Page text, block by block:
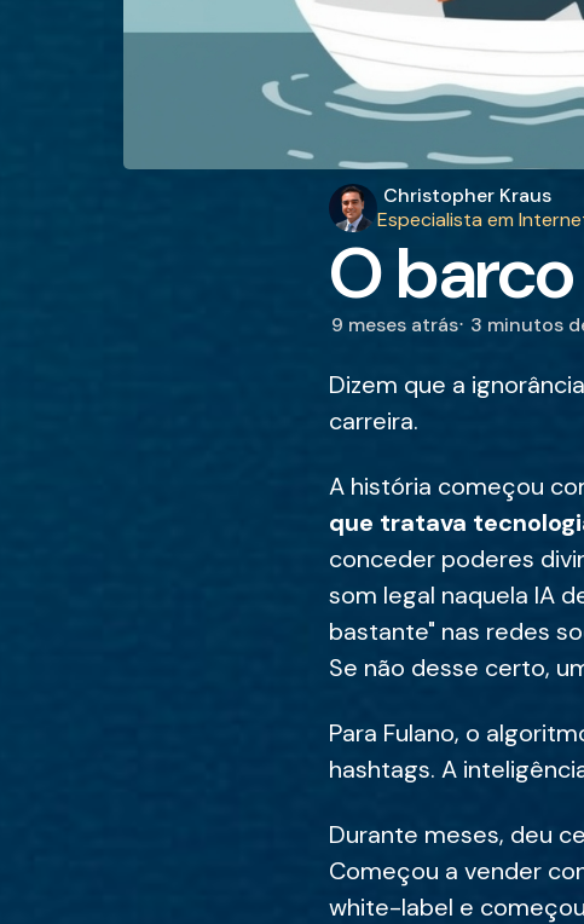
Publicado
por
Christopher Kraus
Especialista em
O
9 meses atrás 3 minutos
Dizem que a
carreira.
A história começou
que tratava
conceder poderes
som legal naquela IA
bastante" nas redes
Se não desse certo,
Para Fulano, o
hashtags. A
Durante meses, deu
Começou a vender
white-label e